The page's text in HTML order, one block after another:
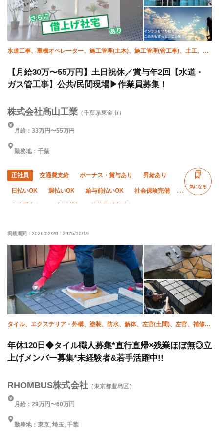
水道工事、重機オペレーター、施工管理(土木)、施工管理(管工事)、土工、衛
【月給30万〜55万円】土日祝休／賞与年2回【水道・
ガス管工事】公共/民間現場▶作業員募集！
株式会社髙山工業 （千葉県東金市）
月給：33万円〜55万円
勤務地：千葉
正社員 交通費支給 ボーナス・賞与あり 昇給あり
日払いOK 週払いOK 給与前払いOK 社会保険完備
ピアス・ネイルOK 寮・社宅あり
未経験OK 経験者優遇 有資格者優遇 女性活躍中
年齢不問 夏季休暇 年末年始休暇 車・バイク通勤OK
転勤なし 残業月20時間以下 土日休み
完全週休二日制
気になる
掲載期間： 2026/02/20 - 2026/10/19
タイル、エクステリア・外構、塗装、防水、解体、左官(土間)、左官、補修
年休120日◆タイル職人募集*直行直帰×残業ほぼ無◎立
上げメンバー募集*未経験者&若手活躍中!!
RHOMBUS株式会社 （東京都豊島区）
月給：29万円〜60万円
勤務地：東京, 埼玉, 千葉